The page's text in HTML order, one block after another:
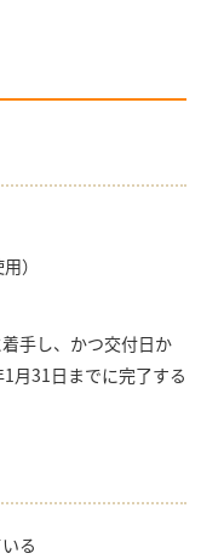
）
手し、かつ交付日か
月31日までに完了する
る